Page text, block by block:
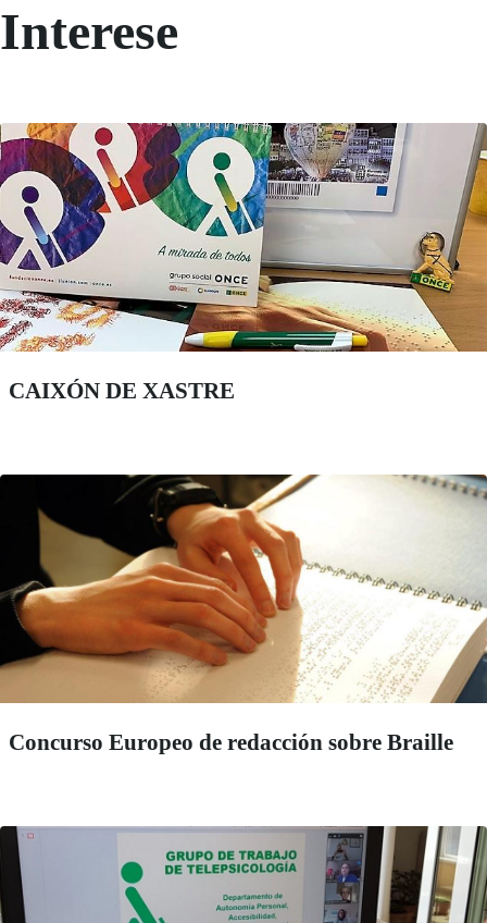
Interese
CAIXÓN DE XASTRE
Concurso Europeo de redacción sobre Braille